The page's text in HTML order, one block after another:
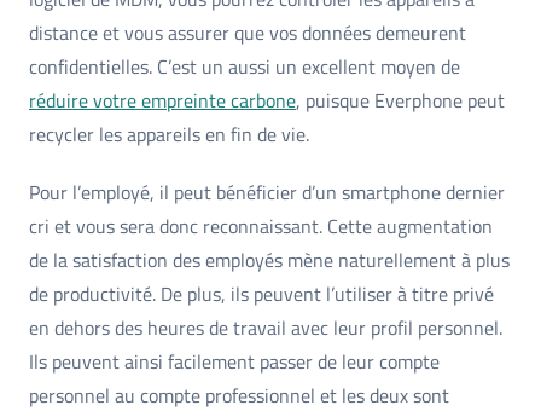
distance et vous assurer que vos données demeurent
confidentielles. C’est un aussi un excellent moyen de
réduire votre empreinte carbone, puisque Everphone peut
recycler les appareils en fin de vie.
Pour l’employé, il peut bénéficier d’un smartphone dernier
cri et vous sera donc reconnaissant. Cette augmentation
de la satisfaction des employés mène naturellement à plus
de productivité. De plus, ils peuvent l’utiliser à titre privé
en dehors des heures de travail avec leur profil personnel.
Ils peuvent ainsi facilement passer de leur compte
personnel au compte professionnel et les deux sont